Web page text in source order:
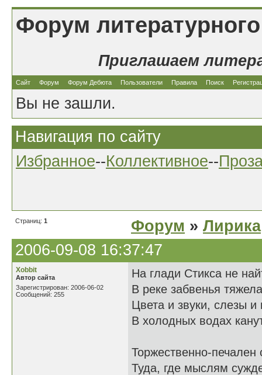
Форум
Приглашаем
Сайт Форум Форум Дебюта Пользователи Правила Поиск
Вы не зашли.
Навигация по сайту
Избранное--Коллективное--
Страниц: 1 Форум » Лирика
2006-09-08 16:37:47
Xobbit
Автор сайта
Зарегистрирован: 2006-06-02
Сообщений: 255
На глади Стикса не
В реке забвенья
Цвета и звуки, слезы
В холодных водах
Торжественно-печален
Туда, где мыслям